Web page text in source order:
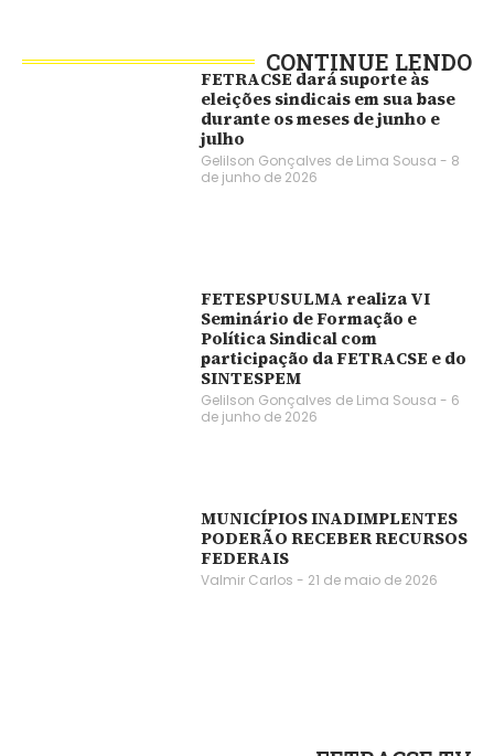
CONTINUE LENDO
FETRACSE dará suporte às
eleições sindicais em sua base
durante os meses de junho e
julho
Gelilson Gonçalves de Lima Sousa
8
de junho de 2026
FETESPUSULMA realiza VI
Seminário de Formação e
Política Sindical com
participação da FETRACSE e do
SINTESPEM
Gelilson Gonçalves de Lima Sousa
6
de junho de 2026
MUNICÍPIOS INADIMPLENTES
PODERÃO RECEBER RECURSOS
FEDERAIS
Valmir Carlos 21 de maio de 2026